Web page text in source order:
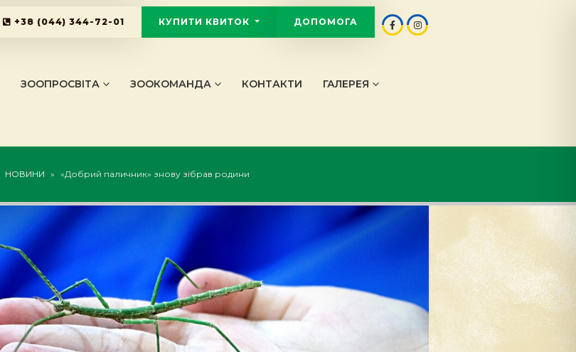
+38 (044) 344-72-01 КУПИТИ КВИТОК ДОПОМОГА
ЗООПРОСВІТА ЗООКОМАНДА КОНТАКТИ ГАЛЕРЕЯ
НОВИНИ » «Добрий паличник» знову зібрав родини